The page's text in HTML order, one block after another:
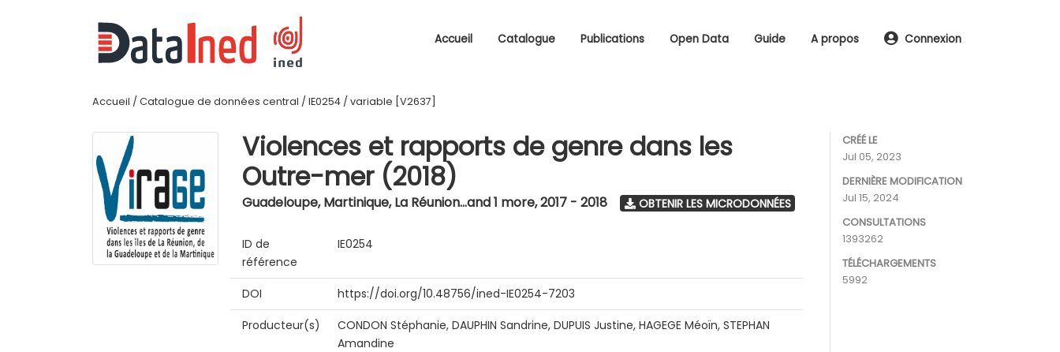
Accueil Catalogue Publications Open Data Guide A propos Connexion
Accueil / Catalogue de données central / IE0254 / variable [V2637]
Violences et rapports de genre dans les
Outre-mer (2018)
Guadeloupe, Martinique, La Réunion...and 1 more,2017 - 2018 OBTENIR LES MICRODONNÉES
ID de
référence
IE0254
DOI
https://doi.org/10.48756/ined-IE0254-7203
Producteur(s)
CONDON Stéphanie, DAUPHIN Sandrine, DUPUIS Justine, HAGEGE Méoïn, STEPHAN
Amandine
CRÉÉ LE
Jul 05, 2023
DERNIÈRE MODIFICATION
Jul 15, 2024
CONSULTATIONS
1393262
TÉLÉCHARGEMENTS
5992